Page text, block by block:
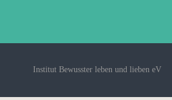
Institut Bewusster leben und lieben eV